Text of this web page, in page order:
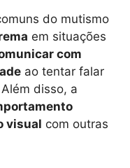
do mutismo
em situações
com
ao tentar falar
disso, a
visual com outras